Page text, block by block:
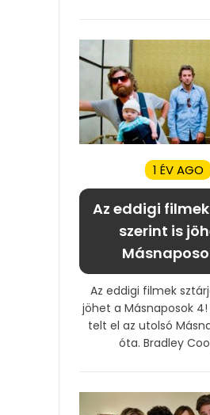
1 ÉV AGO
Az eddigi
szerint is
Az eddigi filmek
jöhet a Másnaposok
telt el az utolsó
óta. Bradley